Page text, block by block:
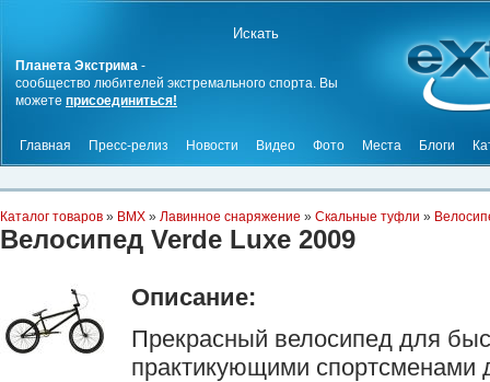
Планета Экстрима -
сообщество любителей экстремального спорта. Вы
можете присоединиться!
Главная Пресс-релиз Новости Видео Фото Места Блоги
Каталог товаров » BMX » Лавинное снаряжение » Скальные туфли »
Велосипед Verde Luxe 2009
Описание:
Прекрасный велосипед для
практикующими спортсменами